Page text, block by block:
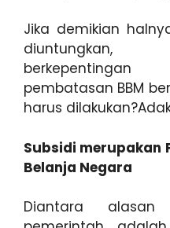
Jika demikian
pembatasan BBM
harus
Subsidi merupakan
Belanja Negara
Diantara alasan